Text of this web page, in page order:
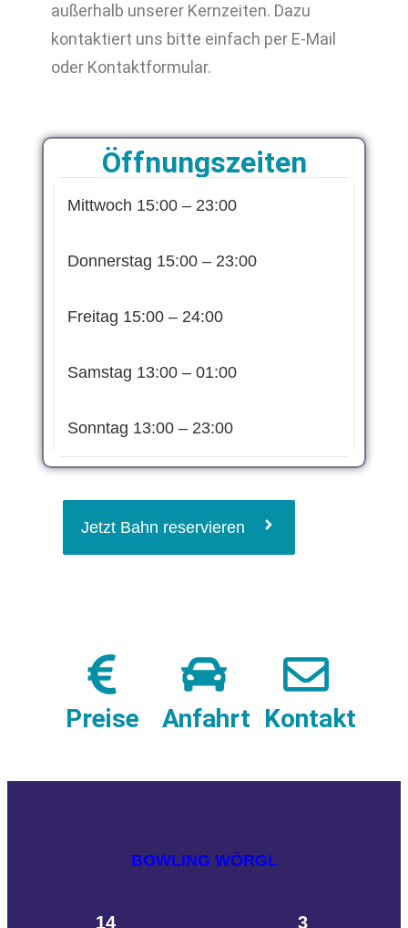
außerhalb unserer Kernzeiten. Dazu
kontaktiert uns bitte einfach per E-Mail
oder Kontaktformular.
Öffnungszeiten
Mittwoch 15:00 – 23:00
Donnerstag 15:00 – 23:00
Freitag 15:00 – 24:00
Samstag 13:00 – 01:00
Sonntag 13:00 – 23:00
Jetzt Bahn reservieren
Preise Anfahrt Kontakt
BOWLING WÖRGL
14 3